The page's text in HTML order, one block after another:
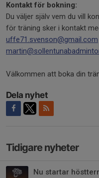
Kontakt för bokning:
Du väljer själv vem du vill
för träning sker i kontakt
uffe71.svenson@gmail.com
Välkommen att boka din
Dela nyhet
Tidigare nyheter
Nu startar